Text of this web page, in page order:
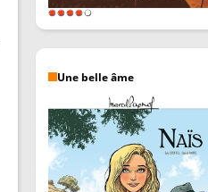
Une belle âme